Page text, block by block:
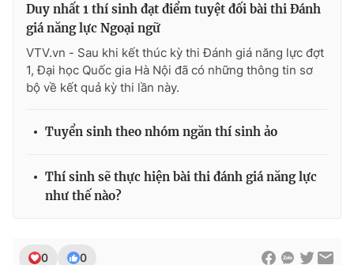
VTV Money
VTV Sức khoẻ Bất động sản
Thị trường 24h
Vươn mình bằng AI
Liên hệ tòa soạn
Duy nhất 1 thí sinh đạt điểm tuyệt đối bài thi Đánh
giá năng lực Ngoại ngữ
VTV.vn - Sau khi kết thúc kỳ thi Đánh giá năng lực đợt
1, Đại học Quốc gia Hà Nội đã có những thông tin sơ
bộ về kết quả kỳ thi lần này.
Tuyển sinh theo nhóm ngăn thí sinh ảo
Thí sinh sẽ thực hiện bài thi đánh giá năng lực
như thế nào?
0 0